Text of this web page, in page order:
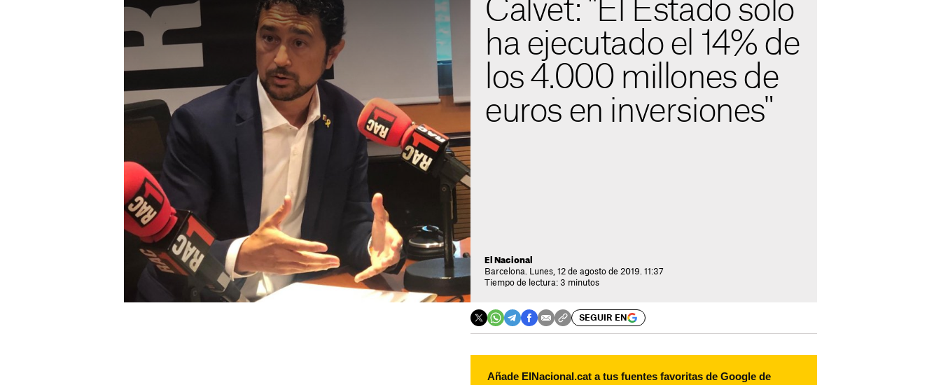
Calvet: "El Estado sólo
ha ejecutado el 14% de
los 4.000 millones de
euros en inversiones"
El Nacional
Barcelona. Lunes, 12 de agosto de 2019. 11:37
Tiempo de lectura: 3 minutos
SEGUIR EN
Añade ElNacional.cat a tus fuentes favoritas de Google de